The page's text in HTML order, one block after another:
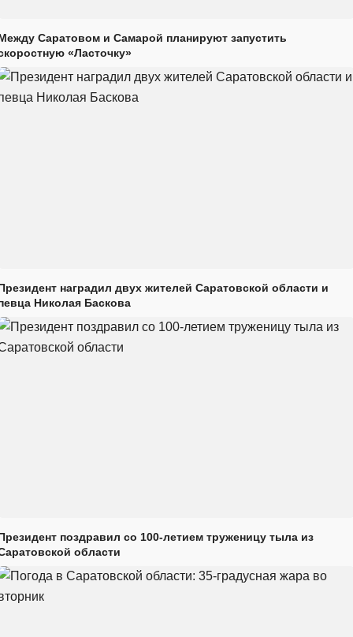
Саратовом и Самарой планируют запустить
«Ласточку»
наградил двух жителей Саратовской области и
Николая Баскова
поздравил со 100-летием труженицу тыла из
области